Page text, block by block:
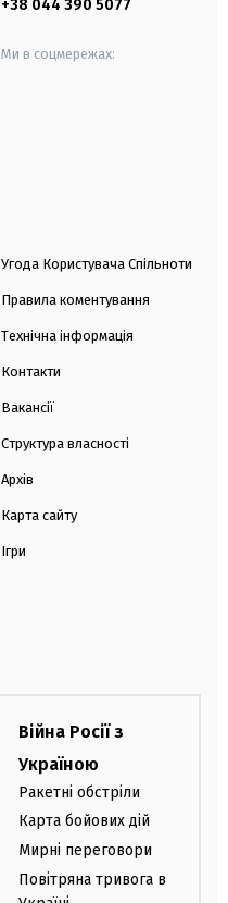
+38 044 390 5077
Ми в соцмережах:
Угода Користувача Спільноти
Правила коментування
Технічна інформація
Контакти
Вакансії
Структура власності
Архів
Карта сайту
Ігри
Війна Росії з
Україною
Ракетні обстріли
Карта бойових дій
Мирні переговори
Повітряна тривога в